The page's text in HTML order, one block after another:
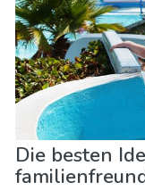
Die besten